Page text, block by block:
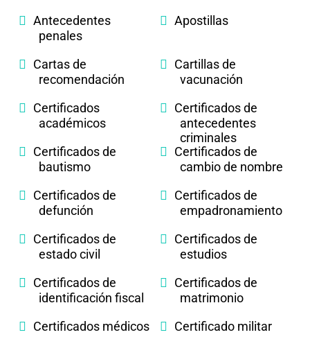
Antecedentes
penales
Apostillas
Cartas de
recomendación
Cartillas de
vacunación
Certificados
académicos
Certificados de
antecedentes
criminales
Certificados de
bautismo
Certificados de
cambio de nombre
Certificados de
defunción
Certificados de
empadronamiento
Certificados de
estado civil
Certificados de
estudios
Certificados de
identificación fiscal
Certificados de
matrimonio
Certificados médicos
Certificado militar